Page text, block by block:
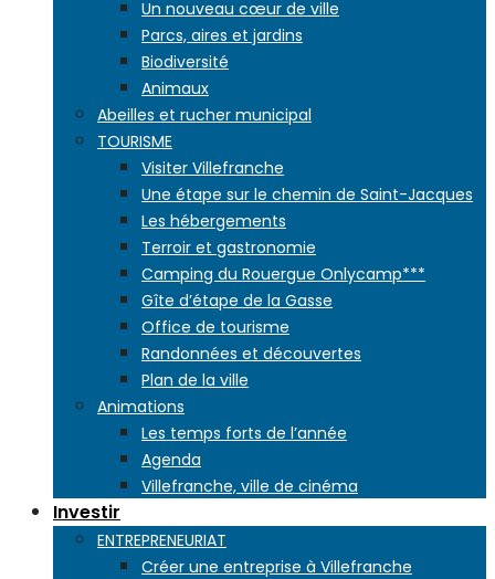
Un nouveau cœur de ville
Parcs, aires et jardins
Biodiversité
Animaux
Abeilles et rucher municipal
TOURISME
Visiter Villefranche
Une étape sur le chemin de Saint-Jacques
Les hébergements
Terroir et gastronomie
Camping du Rouergue Onlycamp***
Gîte d’étape de la Gasse
Office de tourisme
Randonnées et découvertes
Plan de la ville
Animations
Les temps forts de l’année
Agenda
Villefranche, ville de cinéma
Investir
ENTREPRENEURIAT
Créer une entreprise à Villefranche